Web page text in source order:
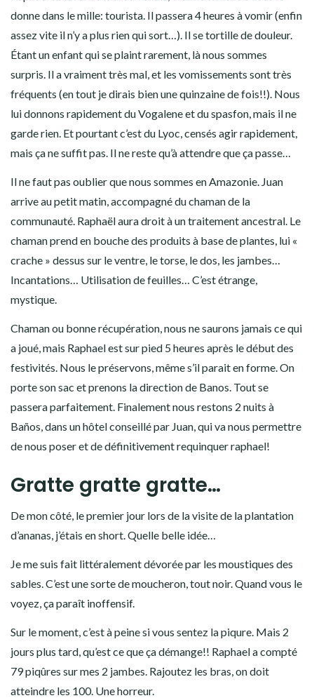
donne dans le mille: tourista. Il passera 4 heures à vomir (enfin
assez vite il n’y a plus rien qui sort…). Il se tortille de douleur.
Étant un enfant qui se plaint rarement, là nous sommes
surpris. Il a vraiment très mal, et les vomissements sont très
fréquents (en tout je dirais bien une quinzaine de fois!!). Nous
lui donnons rapidement du Vogalene et du spasfon, mais il ne
garde rien. Et pourtant c’est du Lyoc, censés agir rapidement,
mais ça ne suffit pas. Il ne reste qu’à attendre que ça passe…
Il ne faut pas oublier que nous sommes en Amazonie. Juan
arrive au petit matin, accompagné du chaman de la
communauté. Raphaël aura droit à un traitement ancestral. Le
chaman prend en bouche des produits à base de plantes, lui «
crache » dessus sur le ventre, le torse, le dos, les jambes…
Incantations… Utilisation de feuilles… C’est étrange,
mystique.
Chaman ou bonne récupération, nous ne saurons jamais ce qui
a joué, mais Raphael est sur pied 5 heures après le début des
festivités. Nous le préservons, même s’il parait en forme. On
porte son sac et prenons la direction de Banos. Tout se
passera parfaitement. Finalement nous restons 2 nuits à
Baños, dans un hôtel conseillé par Juan, qui va nous permettre
de nous poser et de définitivement requinquer raphael!
Gratte gratte gratte…
De mon côté, le premier jour lors de la visite de la plantation
d’ananas, j’étais en short. Quelle belle idée…
Je me suis fait littéralement dévorée par les moustiques des
sables. C’est une sorte de moucheron, tout noir. Quand vous le
voyez, ça paraît inoffensif.
Sur le moment, c’est à peine si vous sentez la piqure. Mais 2
jours plus tard, qu’est ce que ça démange!! Raphael a compté
79 piqûres sur mes 2 jambes. Rajoutez les bras, on doit
atteindre les 100. Une horreur.